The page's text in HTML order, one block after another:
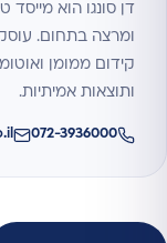
דן סונגו הוא מייסד
קידום ממומן
ותוצאות אמיתיות.
072-3936000